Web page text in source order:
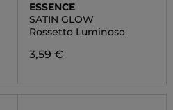
ESSENCE
SATIN GLOW
Rossetto Luminoso
3,59 €